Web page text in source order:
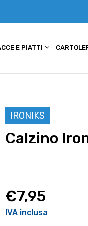
E PIATTI
IRONIKS
Calzino
€7,95
IVA inclusa